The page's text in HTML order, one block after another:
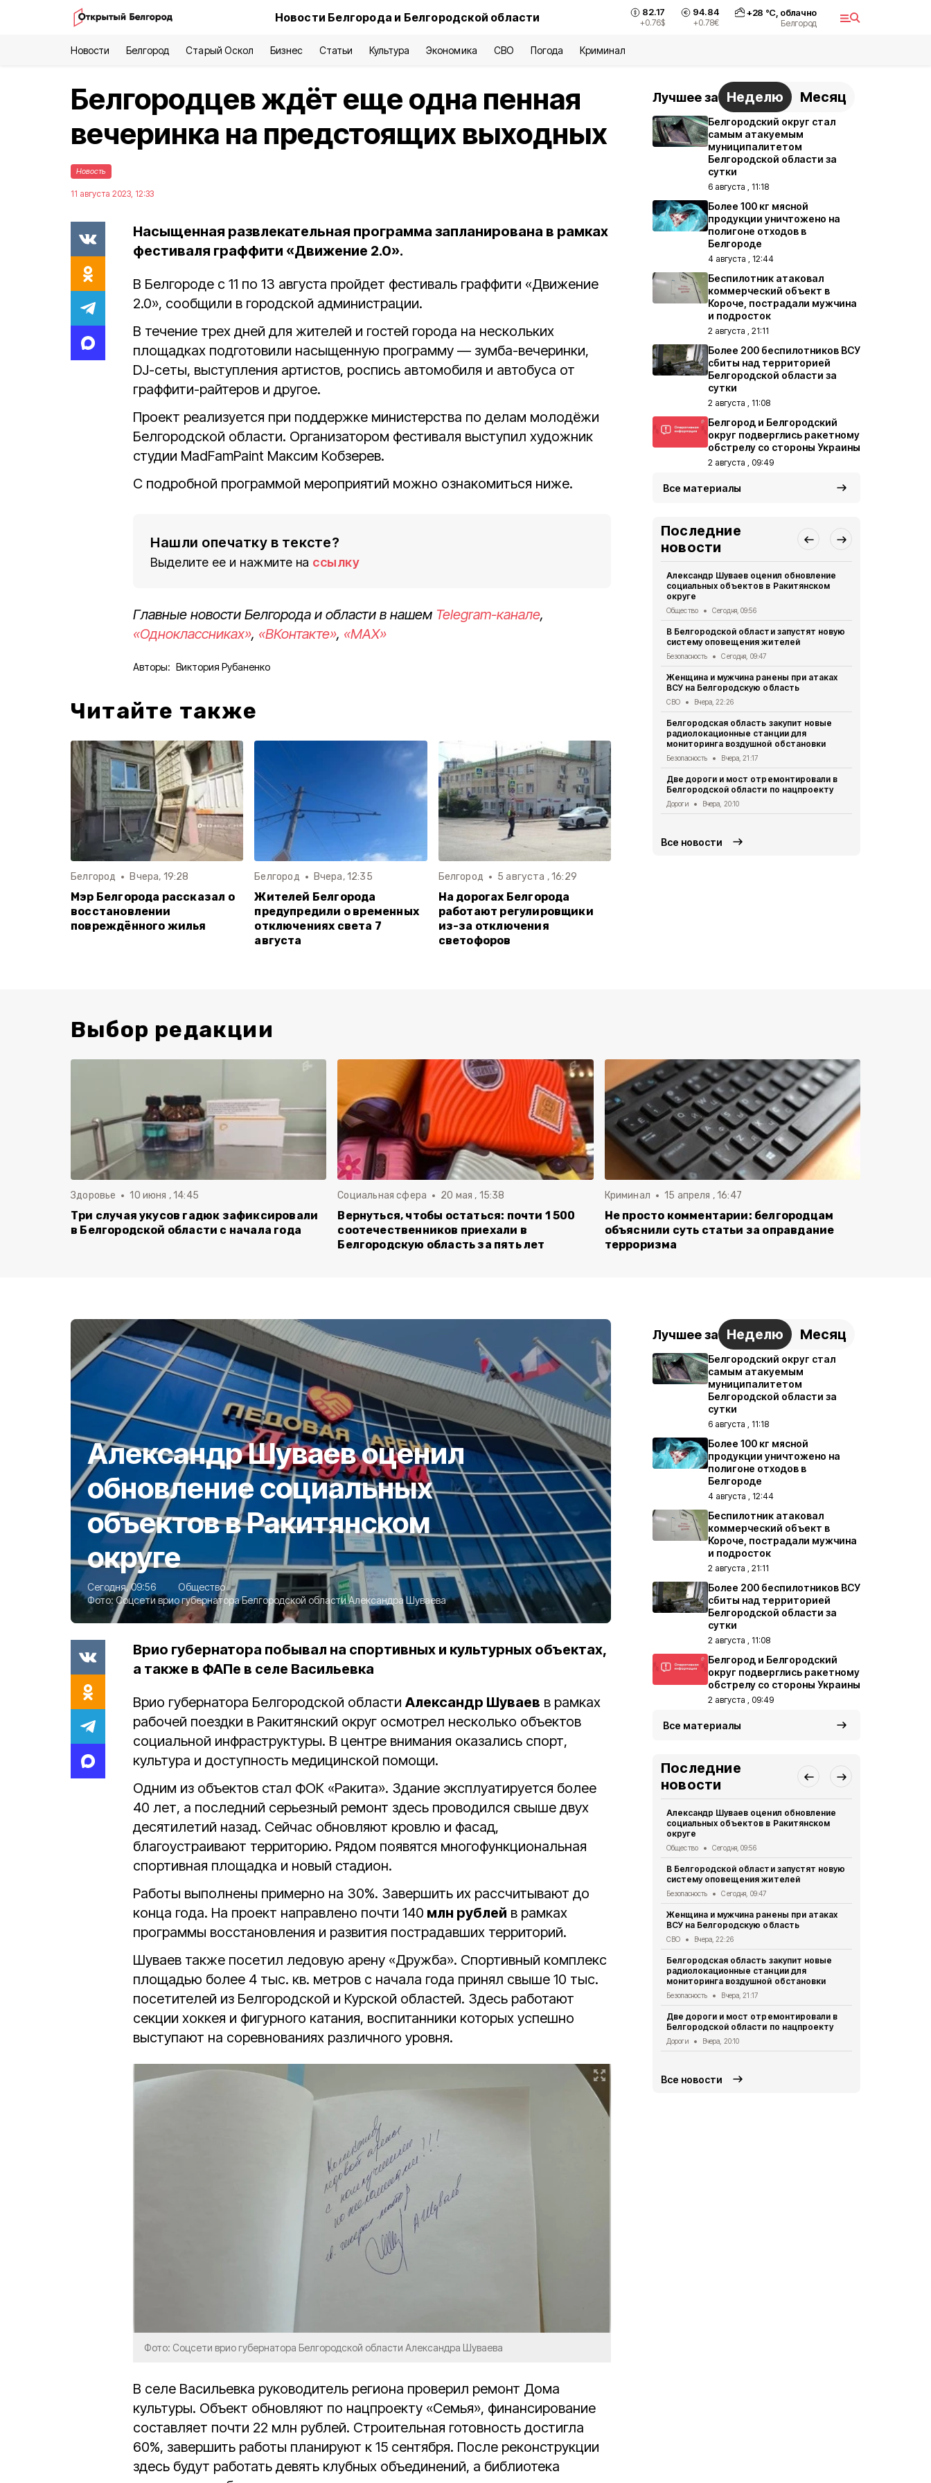
Новости Белгорода и Белгородской области 82.17
+0.76$
94.84
+0.78€
+28 °С, облачно
Белгород
Новости Белгород Старый Оскол Бизнес Статьи Культура Экономика СВО Погода Криминал
Белгородцев ждёт еще одна пенная
вечеринка на предстоящих выходных
Новость
11 августа 2023, 12:33
Насыщенная развлекательная программа запланирована в рамках
фестиваля граффити «Движение 2.0».
В Белгороде с 11 по 13 августа пройдет фестиваль граффити «Движение
2.0», сообщили в городской администрации.
В течение трех дней для жителей и гостей города на нескольких
площадках подготовили насыщенную программу — зумба-вечеринки,
DJ-сеты, выступления артистов, роспись автомобиля и автобуса от
граффити-райтеров и другое.
Проект реализуется при поддержке министерства по делам молодёжи
Белгородской области. Организатором фестиваля выступил художник
студии MadFamPaint Максим Кобзерев.
С подробной программой мероприятий можно ознакомиться ниже.
Нашли опечатку в тексте?
Выделите ее и нажмите на ссылку
Главные новости Белгорода и области в нашем Telegram-канале,
«Одноклассниках», «ВКонтакте», «MAX»
Авторы: Виктория Рубаненко
Читайте также
Белгород Вчера, 19:28
Мэр Белгорода рассказал о
восстановлении
повреждённого жилья
Белгород Вчера, 12:35
Жителей Белгорода
предупредили о временных
отключениях света 7
августа
Белгород 5 августа , 16:29
На дорогах Белгорода
работают регулировщики
из-за отключения
светофоров
Лучшее за Неделю Месяц
Белгородский округ стал
самым атакуемым
муниципалитетом
Белгородской области за
сутки
6 августа , 11:18
Более 100 кг мясной
продукции уничтожено на
полигоне отходов в
Белгороде
4 августа , 12:44
Беспилотник атаковал
коммерческий объект в
Короче, пострадали мужчина
и подросток
2 августа , 21:11
Более 200 беспилотников ВСУ
сбиты над территорией
Белгородской области за
сутки
2 августа , 11:08
Белгород и Белгородский
округ подверглись ракетному
обстрелу со стороны Украины
2 августа , 09:49
Все материалы
Последние
новости
Александр Шуваев оценил обновление
социальных объектов в Ракитянском
округе
Общество Сегодня, 09:56
В Белгородской области запустят новую
систему оповещения жителей
Безопасность Сегодня, 09:47
Женщина и мужчина ранены при атаках
ВСУ на Белгородскую область
СВО Вчера, 22:26
Белгородская область закупит новые
радиолокационные станции для
мониторинга воздушной обстановки
Безопасность Вчера, 21:17
Две дороги и мост отремонтировали в
Белгородской области по нацпроекту
Дороги Вчера, 20:10
Все новости
Выбор редакции
Здоровье 10 июня , 14:45
Три случая укусов гадюк зафиксировали
в Белгородской области с начала года
Социальная сфера 20 мая , 15:38
Вернуться, чтобы остаться: почти 1 500
соотечественников приехали в
Белгородскую область за пять лет
Криминал 15 апреля , 16:47
Не просто комментарии: белгородцам
объяснили суть статьи за оправдание
терроризма
Александр Шуваев оценил
обновление социальных
объектов в Ракитянском
округе
Сегодня, 09:56
Общество
Фото: Соцсети врио губернатора Белгородской области Александра Шуваева
Врио губернатора побывал на спортивных и культурных объектах,
а также в ФАПе в селе Васильевка
Врио губернатора Белгородской области Александр Шуваев в рамках
рабочей поездки в Ракитянский округ осмотрел несколько объектов
социальной инфраструктуры. В центре внимания оказались спорт,
культура и доступность медицинской помощи.
Одним из объектов стал ФОК «Ракита». Здание эксплуатируется более
40 лет, а последний серьезный ремонт здесь проводился свыше двух
десятилетий назад. Сейчас обновляют кровлю и фасад,
благоустраивают территорию. Рядом появятся многофункциональная
спортивная площадка и новый стадион.
Работы выполнены примерно на 30%. Завершить их рассчитывают до
конца года. На проект направлено почти 140 млн рублей в рамках
программы восстановления и развития пострадавших территорий.
Шуваев также посетил ледовую арену «Дружба». Спортивный комплекс
площадью более 4 тыс. кв. метров с начала года принял свыше 10 тыс.
посетителей из Белгородской и Курской областей. Здесь работают
секции хоккея и фигурного катания, воспитанники которых успешно
выступают на соревнованиях различного уровня.
Фото: Соцсети врио губернатора Белгородской области Александра Шуваева
В селе Васильевка руководитель региона проверил ремонт Дома
культуры. Объект обновляют по нацпроекту «Семья», финансирование
составляет почти 22 млн рублей. Строительная готовность достигла
60%, завершить работы планируют к 15 сентября. После реконструкции
здесь будут работать девять клубных объединений, а библиотека
Лучшее за Неделю Месяц
Белгородский округ стал
самым атакуемым
муниципалитетом
Белгородской области за
сутки
6 августа , 11:18
Более 100 кг мясной
продукции уничтожено на
полигоне отходов в
Белгороде
4 августа , 12:44
Беспилотник атаковал
коммерческий объект в
Короче, пострадали мужчина
и подросток
2 августа , 21:11
Более 200 беспилотников ВСУ
сбиты над территорией
Белгородской области за
сутки
2 августа , 11:08
Белгород и Белгородский
округ подверглись ракетному
обстрелу со стороны Украины
2 августа , 09:49
Все материалы
Последние
новости
Александр Шуваев оценил обновление
социальных объектов в Ракитянском
округе
Общество Сегодня, 09:56
В Белгородской области запустят новую
систему оповещения жителей
Безопасность Сегодня, 09:47
Женщина и мужчина ранены при атаках
ВСУ на Белгородскую область
СВО Вчера, 22:26
Белгородская область закупит новые
радиолокационные станции для
мониторинга воздушной обстановки
Безопасность Вчера, 21:17
Две дороги и мост отремонтировали в
Белгородской области по нацпроекту
Дороги Вчера, 20:10
Все новости